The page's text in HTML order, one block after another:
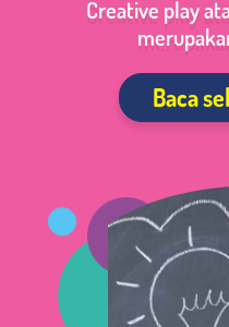
Creative play
Baca